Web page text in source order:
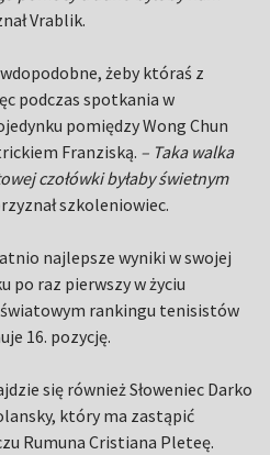
Vrablik.
żeby któraś z
podczas spotkania w
pomiędzy Wong Chun
Franziską. – Taka walka
czołówki byłaby świetnym
szkoleniowiec.
najlepsze wyniki w swojej
po raz pierwszy w życiu
światowym rankingu tenisistów
16. pozycję.
się również Słoweniec Darko
który ma zastąpić
Rumuna Cristiana Pleteę.